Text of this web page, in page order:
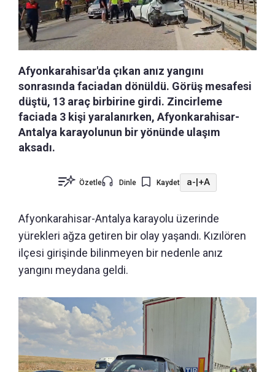
Afyonkarahisar'da çıkan anız yangını
sonrasında faciadan dönüldü. Görüş mesafesi
düştü, 13 araç birbirine girdi. Zincirleme
faciada 3 kişi yaralanırken, Afyonkarahisar-
Antalya karayolunun bir yönünde ulaşım
aksadı.
Özetle Dinle Kaydet a-|+A
Afyonkarahisar-Antalya karayolu üzerinde
yürekleri ağza getiren bir olay yaşandı. Kızılören
ilçesi girişinde bilinmeyen bir nedenle anız
yangını meydana geldi.